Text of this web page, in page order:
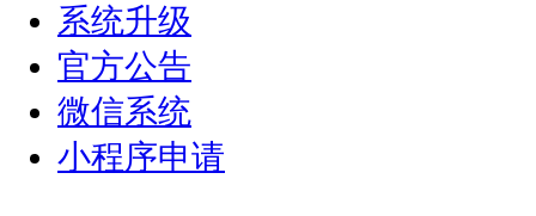
系统升级
官方公告
微信系统
小程序申请